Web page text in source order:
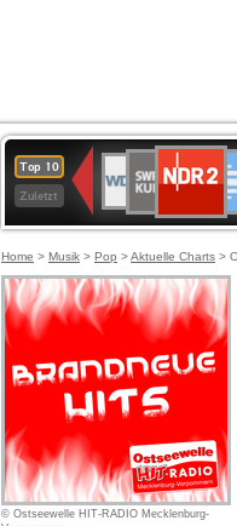
Top 10
Zuletzt
SWR3
WDR
4
BR-
KLASSIK
Kultur
ANTENNE
BAYERN
2
Kultur
2
Home > Musik > Pop >Aktuelle Charts >
© Ostseewelle HIT-RADIO Mecklenburg-